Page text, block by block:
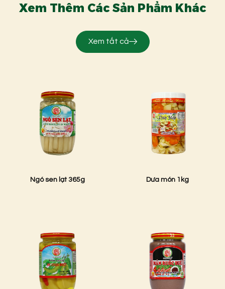
Xem Thêm Các Sản Phẩm Khác
Xem tất cả
Ngó sen lạt 365g Dưa món 1kg